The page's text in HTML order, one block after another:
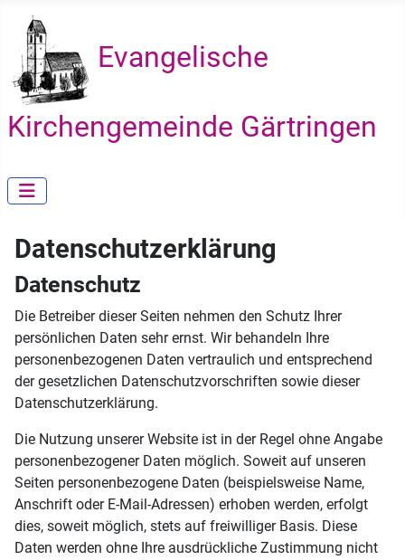
Evangelische
Kirchengemeinde Gärtringen
Datenschutzerklärung
Datenschutz
Die Betreiber dieser Seiten nehmen den Schutz Ihrer
persönlichen Daten sehr ernst. Wir behandeln Ihre
personenbezogenen Daten vertraulich und entsprechend
der gesetzlichen Datenschutzvorschriften sowie dieser
Datenschutzerklärung.
Die Nutzung unserer Website ist in der Regel ohne Angabe
personenbezogener Daten möglich. Soweit auf unseren
Seiten personenbezogene Daten (beispielsweise Name,
Anschrift oder E-Mail-Adressen) erhoben werden, erfolgt
dies, soweit möglich, stets auf freiwilliger Basis. Diese
Daten werden ohne Ihre ausdrückliche Zustimmung nicht